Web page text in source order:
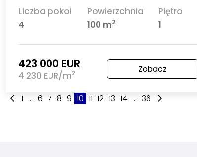
Liczba pokoi
4
Powierzchnia
100 m2
Piętro
1
423 000 EUR
4 230 EUR/m2 Zobacz
1 ... 6 7 8 9 10 11 12 13 14 ... 36